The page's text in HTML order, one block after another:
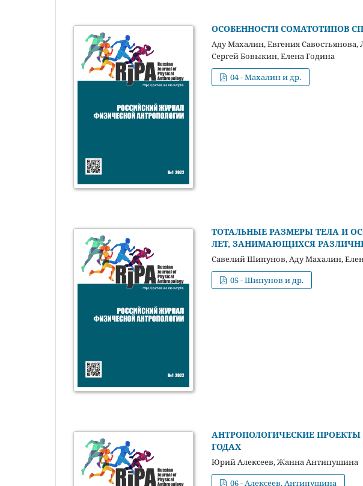
ОСОБЕННОСТИ СОМАТОТИПОВ
Аду Махалин, Евгения
Сергей Бовыкин, Елена Година
04 - Махалин и др.
ТОТАЛЬНЫЕ РАЗМЕРЫ ТЕЛА И
ЛЕТ, ЗАНИМАЮЩИХСЯ
Савелий Шипунов, Аду Махалин,
05 - Шипунов и др.
АНТРОПОЛОГИЧЕСКИЕ ПРОЕКТЫ
ГОДАХ
Юрий Алексеев, Жанна Антипушина
06 - Алексеев, Антипушина